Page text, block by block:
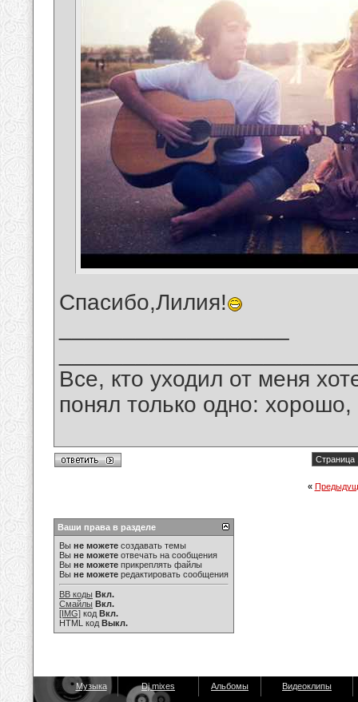
Спасибо,Лилия!
Все, кто уходил от меня
понял только одно:
Страница
«
Ваши права в разделе
Вы не можете создавать темы
Вы не можете отвечать на сообщения
Вы не можете прикреплять файлы
Вы не можете редактировать сообщения
BB коды Вкл.
Смайлы Вкл.
[IMG] код Вкл.
HTML код Выкл.
Музыка Dj mixes Альбомы Видеоклипы